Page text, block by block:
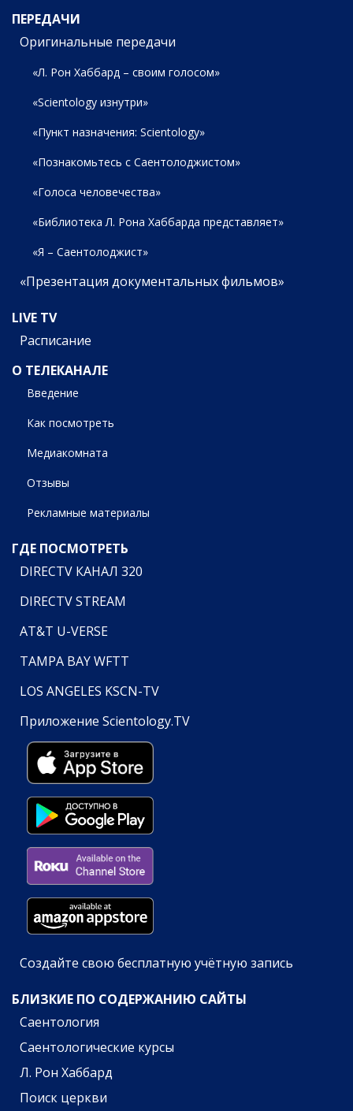
ПЕРЕДАЧИ
Оригинальные передачи
«Л. Рон Хаббард – своим голосом»
«Scientology изнутри»
«Пункт назначения: Scientology»
«Познакомьтесь с Саентолоджистом»
«Голоса человечества»
«Библиотека Л. Рона Хаббарда представляет»
«Я – Саентолоджист»
«Презентация документальных фильмов»
LIVE TV
Расписание
О ТЕЛЕКАНАЛЕ
Введение
Как посмотреть
Медиакомната
Отзывы
Рекламные материалы
ГДЕ ПОСМОТРЕТЬ
DIRECTV КАНАЛ 320
DIRECTV STREAM
AT&T U-VERSE
TAMPA BAY WFTT
LOS ANGELES KSCN-TV
Приложение Scientology.TV
Создайте свою бесплатную учётную запись
БЛИЗКИЕ ПО СОДЕРЖАНИЮ САЙТЫ
Саентология
Саентологические курсы
Л. Рон Хаббард
Поиск церкви